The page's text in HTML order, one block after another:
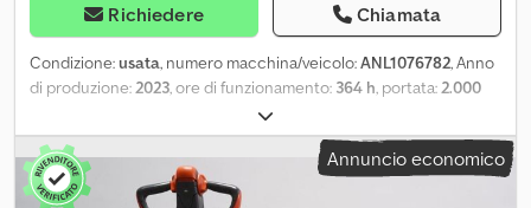
Richiedere Chiamata
Condizione:usata, numero macchina/veicolo:ANL1076782, Anno
di produzione: 2023 , ore di funzionamento: 364 h , portata: 2.000
600 mm
tensione della batteria:24 V, larghezza del telaio portaforcelle:
520 mm, lunghezza delle forche: 1.590 mm, peso a vuoto:364 kg,
lunghezza totale:2.250 mm, larghezza totale:
Annuncio economico